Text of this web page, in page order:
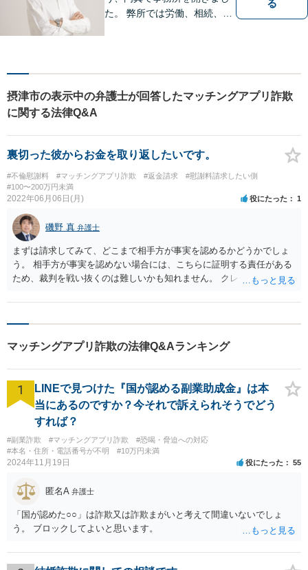
た。 弊所では労働、相続、離
す。
る
摂津市の表示中の弁護士が回答したマッチングアプリ詐欺
に関する法律Q&A
裏切った彼からお金を取り返したいです。
#不倫慰謝料 #マッチングアプリ詐欺 #返金請求
#慰謝料請求したい側
#100〜200万円未満
2022年06月06日(月) 役にたった 1
磯野 真 弁護士
まずは請求してみて、どこまで相手方が事実を認めるかどうかでしょ
う。 相手方が事実を認めない場合には、こちらに証明する責任がある
ため、裁判を戦い抜くのは難しいかも知れません。 クレジットカード
う可能性がありますね。 現在は多額の借金がある、というのが本当な
マッチングアプリ詐欺の法律Q&Aランキング
1
LINEで見つけた『国が認める副業助成金』は本
当にあるのですか？今それで訴えられそうでどう
すれば？
#副業詐欺 #マッチングアプリ詐欺
#恐喝・脅迫への対応
#本名・住所・電話番号が不明
#10万円未満
2024年11月19日 役にたった 55
匿名A 弁護士
「国が認めた○○」は詐欺又は詐欺まがいと考えて間違いないでしょ
う。 ブロックしてよいと思います。